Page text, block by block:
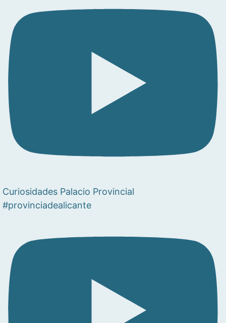
Curiosidades Palacio Provincial
#provinciadealicante